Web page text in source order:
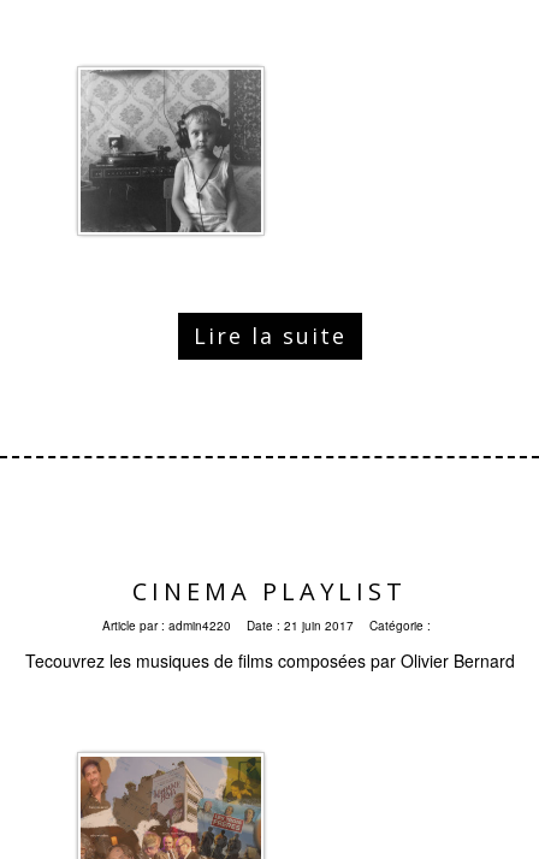
Lire la suite
CINEMA PLAYLIST
Article par : admin4220 Date : 21 juin 2017 Catégorie :
Tecouvrez les musiques de films composées par Olivier Bernard